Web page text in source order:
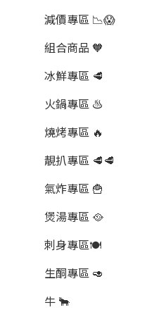
減價專區 📉😱
組合商品 🧡
冰鮮專區 🥩
火鍋專區 ♨️
燒烤專區 🔥
靚扒專區 🥩🥩
氣炸專區 🍟
煲湯專區 🥘
刺身專區🍽️
生酮專區 🥑
牛 🐂